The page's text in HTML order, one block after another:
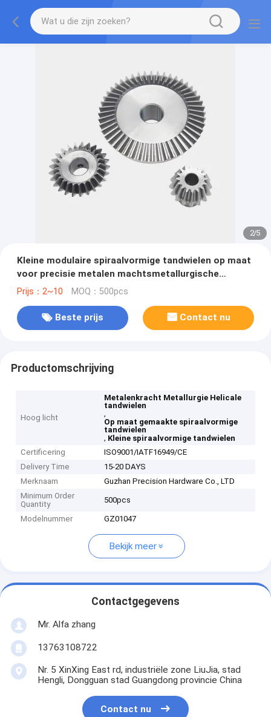
2/5
Kleine modulaire spiraalvormige tandwielen op maat
voor precisie metalen machtsmetallurgische
tandwielen
Prijs：2~10 MOQ：500pcs
Beste prijs Contact nu
Productomschrijving
Hoog licht
Metalenkracht Metallurgie Helicale
tandwielen
,
Op maat gemaakte spiraalvormige
tandwielen
, Kleine spiraalvormige tandwielen
Certificering
ISO9001/IATF16949/CE
Delivery Time
15-20 DAYS
Merknaam
Guzhan Precision Hardware Co., LTD
Minimum Order
Quantity
500pcs
Modelnummer GZ01047
Bekijk meer
Contactgegevens
Mr. Alfa zhang
13763108722
Nr. 5 XinXing East rd, industriële zone LiuJia, stad
Hengli, Dongguan stad Guangdong provincie China
Contact nu